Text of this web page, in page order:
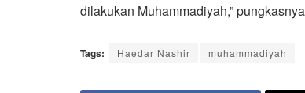
dilakukan Muhammadiyah,” pungkasnya
Tags: Haedar Nashir muhammadiyah